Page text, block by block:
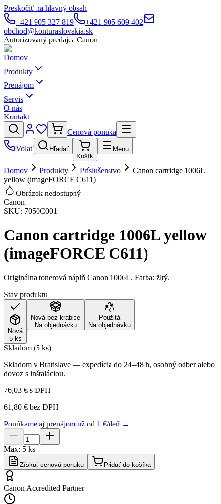
Preskočiť na hlavný obsah
+421 905 327 819
+421 905 609 402
obchod@konturaslovakia.sk
Autorizovaný predajca Canon
Domov
Produkty
Prenájom
Servis
O nás
Kontakt
Cenová ponuka
Volať
Hľadať
Košík
Menu
Domov Produkty Príslušenstvo
Canon cartridge 1006L
yellow (imageFORCE C611)
Obrázok nedostupný
Canon
SKU: 7050C001
Canon cartridge 1006L yellow
(imageFORCE C611)
Originálna tonerová náplň Canon 1006L. Farba: žltý.
Stav produktu
Nová
5 ks
Nová bez krabice
Na objednávku
Použitá
Na objednávku
Skladom (5 ks)
Skladom v Bratislave — expedícia do 24–48 h, osobný odber alebo
dovoz s inštaláciou.
76,03 € s DPH
61,80 € bez DPH
Ponúkame aj prenájom už od 1 €/deň →
Max: 5 ks
Získať cenovú ponuku Pridať do košíka
Canon Accredited Partner